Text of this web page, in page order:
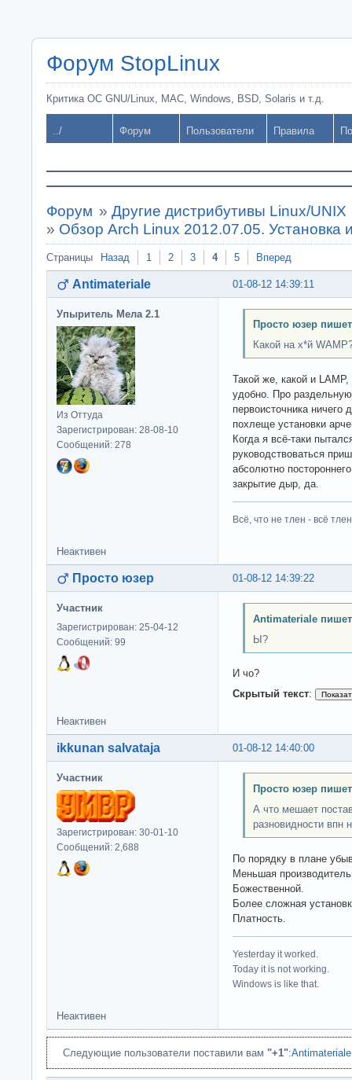
Форум StopLinux
Критика ОС GNU/Linux, MAC, Windows, BSD, Solaris и т.д.
../ Форум Пользователи Правила
Форум » Другие дистрибутивы Linux/UNIX
» Обзор Arch Linux 2012.07.05. Установка
Страницы Назад 1 2 3 4 5 Вперед
01-08-12 14:39:11
Antimateriale
Упыритель Мела 2.1
Из Оттуда
Зарегистрирован: 28-08-10
Сообщений: 278
Просто юзер
Какой на х*й
Такой же, какой и
удобно. Про раздельную
первоисточника
похлеще установки
Когда я всё-таки
руководствоваться
абсолютно
закрытие дыр, да.
Всё, что не тлен - всё
Неактивен
01-08-12 14:39:22
Просто юзер
Участник
Зарегистрирован: 25-04-12
Сообщений: 99
Antimateriale
Ы?
И чо?
Скрытый текст:
Неактивен
01-08-12 14:40:00
ikkunan salvataja
Участник
Зарегистрирован: 30-01-10
Сообщений: 2,688
Просто юзер
А что мешает
разновидности впн
По порядку в плане
Меньшая
Божественной.
Более сложная
Платность.
Yesterday it worked.
Today it is not working.
Windows is like that.
Неактивен
Следующие пользователи поставили вам "+1":Antimateriale